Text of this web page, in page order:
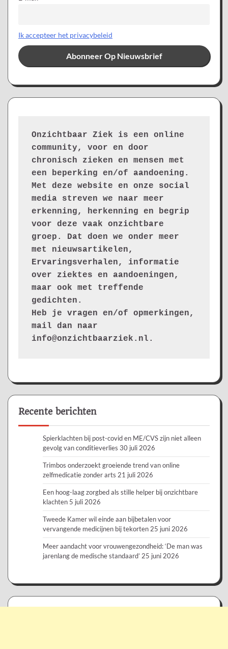
Ik accepteer het privacybeleid
Onzichtbaar Ziek is een online
community, voor en door
chronisch zieken en mensen met
een beperking en/of aandoening.
Met deze website en onze social
media streven we naar meer
erkenning, herkenning en begrip
voor deze vaak onzichtbare
groep. Dat doen we onder meer
met nieuwsartikelen,
Ervaringsverhalen, informatie
over ziektes en aandoeningen,
maar ook met treffende
gedichten.
Heb je vragen en/of opmerkingen,
mail dan naar
info@onzichtbaarziek.nl.
Recente berichten
Spierklachten bij post-covid en ME/CVS zijn niet alleen
gevolg van conditieverlies 30 juli 2026
Trimbos onderzoekt groeiende trend van online
zelfmedicatie zonder arts 21 juli 2026
Een hoog-laag zorgbed als stille helper bij onzichtbare
klachten 5 juli 2026
Tweede Kamer wil einde aan bijbetalen voor
vervangende medicijnen bij tekorten 25 juni 2026
Meer aandacht voor vrouwengezondheid: ‘De man was
jarenlang de medische standaard’ 25 juni 2026